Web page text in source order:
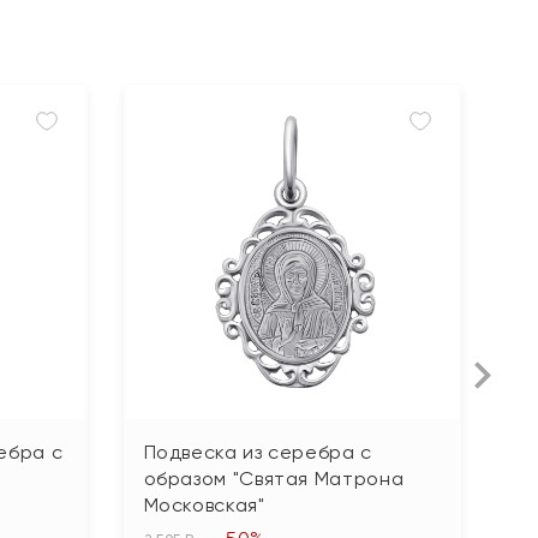
с
Подвеска из серебра с
образом "Святая Матрона
Московская"